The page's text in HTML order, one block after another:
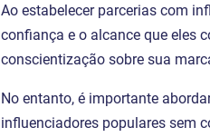
Ao estabelecer parcerias com
confiança e o alcance que eles
conscientização sobre sua
No entanto, é importante
influenciadores populares sem